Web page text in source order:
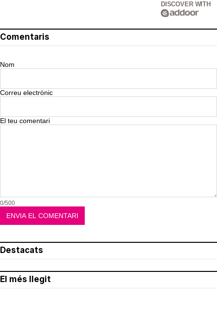
DISCOVER WITH
Comentaris
Nom
Correu electrònic
El teu comentari
0/500
Destacats
El més llegit